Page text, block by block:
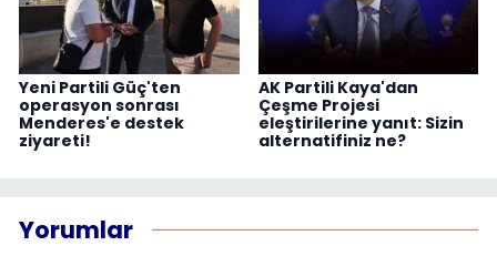
Yeni Partili Güç'ten
operasyon sonrası
Menderes'e destek
ziyareti!
AK Partili Kaya'dan
Çeşme Projesi
eleştirilerine yanıt: Sizin
alternatifiniz ne?
Yorumlar